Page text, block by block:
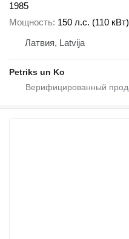
1985
Мощность 150 л.с. (110 кВт)
Латвия, Latvija
Petriks un Ko